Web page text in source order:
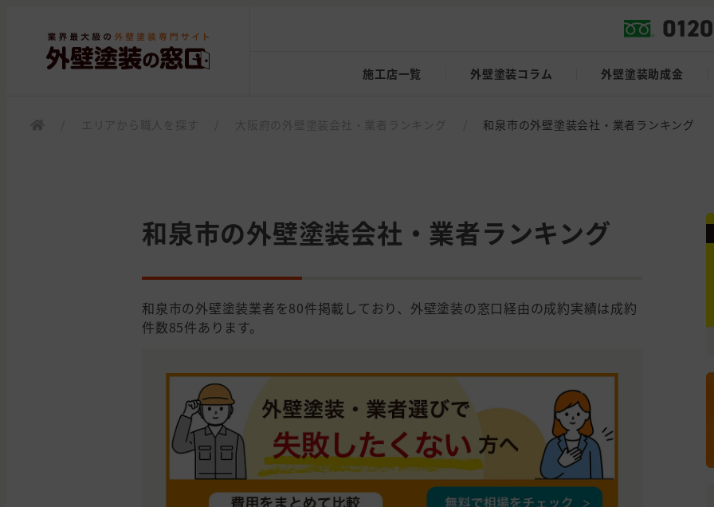
施工店一覧 外壁塗装コラム 外壁塗装助成金
和泉市の外壁塗装会社・業者ランキング
和泉市の外壁塗装会社・業者ランキング
和泉市の外壁塗装業者を80件掲載しており、外壁塗装の窓口経由の成約実績は成約
件数85件あります。